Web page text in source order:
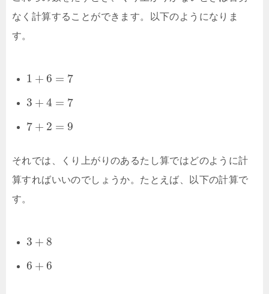
なく計算することができます。以下のようになりま
す。
1 + 6 = 7
3 + 4 = 7
7 + 2 = 9
それでは、くり上がりのあるたし算ではどのように計
算すればいいのでしょうか。たとえば、以下の計算で
す。
3 + 8
6 + 6